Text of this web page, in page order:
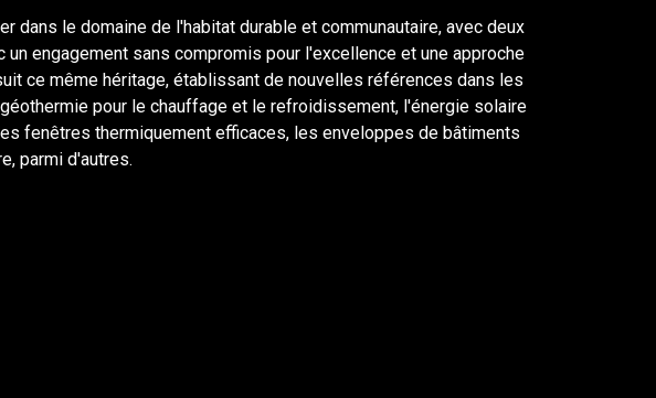
dans le domaine de l'habitat durable et communautaire, avec deux
engagement sans compromis pour l'excellence et une approche
ce même héritage, établissant de nouvelles références dans les
pour le chauffage et le refroidissement, l'énergie solaire
fenêtres thermiquement efficaces, les enveloppes de bâtiments
parmi d'autres.